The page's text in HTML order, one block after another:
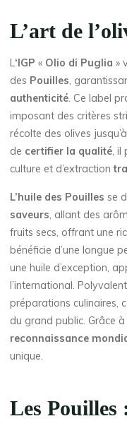
L’art de
L‘IGP« Olio di Puglia »
des Pouilles,
authenticité. Ce label
imposant des critères
récolte des olives
de certifier la qualité, il
culture et d’extraction
L’huile des Pouilles se
saveurs, allant des
fruits secs, offrant une
bénéficie d’une longue
une huile d’exception,
l’international.
préparations culinaires,
du grand public. Grâce à
reconnaissance
unique.
Les Pouilles